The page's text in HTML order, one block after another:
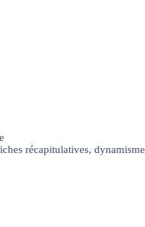
récapitulatives, dynamisme